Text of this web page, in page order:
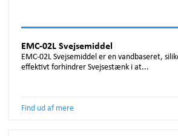
EMC-02L Svejsemiddel
EMC-02L Svejsemiddel er en vandbaseret,
effektivt forhindrer Svejsestænk i at...
Find ud af mere